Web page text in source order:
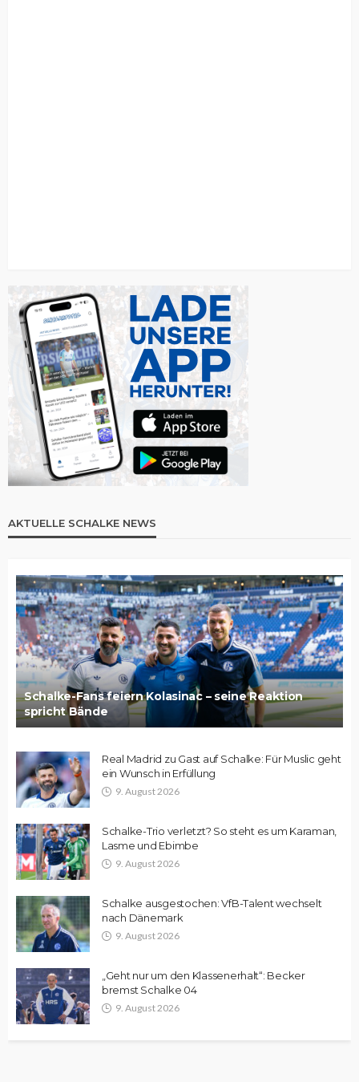
AKTUELLE SCHALKE NEWS
Schalke-Fans feiern Kolasinac – seine Reaktion
spricht Bände
Real Madrid zu Gast auf Schalke: Für Muslic geht
ein Wunsch in Erfüllung
9. August 2026
Schalke-Trio verletzt? So steht es um Karaman,
Lasme und Ebimbe
9. August 2026
Schalke ausgestochen: VfB-Talent wechselt
nach Dänemark
9. August 2026
„Geht nur um den Klassenerhalt“: Becker
bremst Schalke 04
9. August 2026